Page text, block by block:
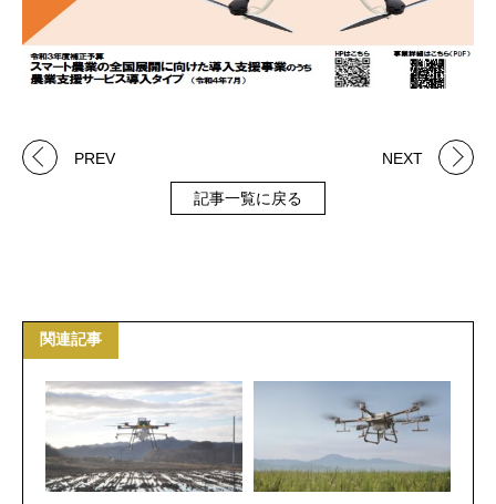
PREV
記事一覧に戻る
NEXT
関連記事